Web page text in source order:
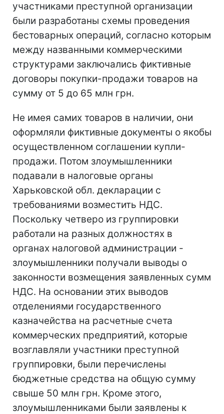
участниками преступной организации
были разработаны схемы проведения
бестоварных операций, согласно которым
между названными коммерческими
структурами заключались фиктивные
договоры покупки-продажи товаров на
сумму от 5 до 65 млн грн.
Не имея самих товаров в наличии, они
оформляли фиктивные документы о якобы
осуществленном соглашении купли-
продажи. Потом злоумышленники
подавали в налоговые органы
Харьковской обл. декларации с
требованиями возместить НДС.
Поскольку четверо из группировки
работали на разных должностях в
органах налоговой администрации -
злоумышленники получали выводы о
законности возмещения заявленных сумм
НДС. На основании этих выводов
отделениями государственного
казначейства на расчетные счета
коммерческих предприятий, которые
возглавляли участники преступной
группировки, были перечислены
бюджетные средства на общую сумму
свыше 50 млн грн. Кроме этого,
злоумышленниками были заявлены к